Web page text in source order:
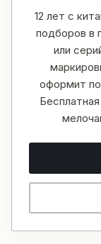
12 лет с
подборов в
или
оформит